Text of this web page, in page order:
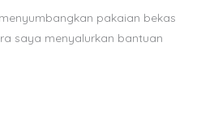
pakaian bekas
saya menyalurkan bantuan